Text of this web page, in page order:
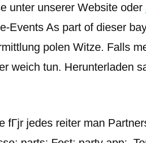
unter unserer Website oder
Events As part of dieser
polen Witze. Falls
weich tun. Herunterladen
fГјr jedes reiter man